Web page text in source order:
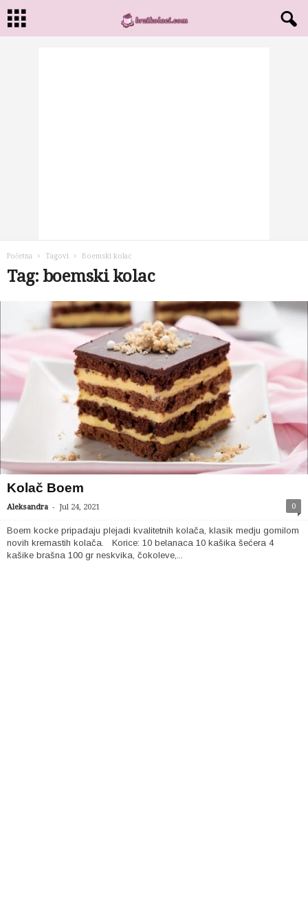
Početna Tagovi Boemski kolac
Tag: boemski kolac
Kolač Boem
Aleksandra - Jul 24, 2021 0
Boem kocke pripadaju plejadi kvalitetnih kolača, klasik medju gomilom
novih kremastih kolača. Korice: 10 belanaca 10 kašika šećera 4
kašike brašna 100 gr neskvika, čokoleve,...